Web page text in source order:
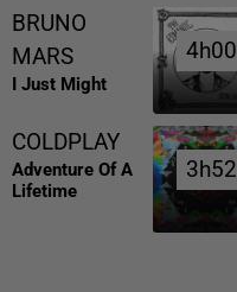
BRUNO
MARS
I Just Might
4h00
4h00
COLDPLAY
Adventure Of A
Lifetime
3h52
3h52